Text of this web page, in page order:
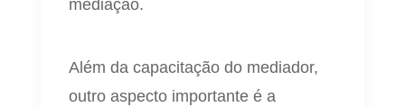
mediação.
Além da capacitação do mediador,
outro aspecto importante é a